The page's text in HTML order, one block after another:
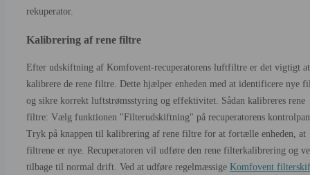
rekuperator.
Kalibrering af rene filtre
Efter udskiftning af Komfovent-recuperatorens luftfiltre er det vigtigt at
kalibrere de rene filtre. Dette hjælper enheden med at identificere nye
og sikre korrekt luftstrømsstyring og effektivitet. Sådan kalibreres rene
filtre: Vælg funktionen "Filterudskiftning" på recuperatorens
Tryk på knappen til kalibrering af rene filtre for at fortælle enheden, at
filtrene er nye. Recuperatoren vil udføre den rene filterkalibrering og
tilbage til normal drift. Ved at udføre regelmæssige Komfovent